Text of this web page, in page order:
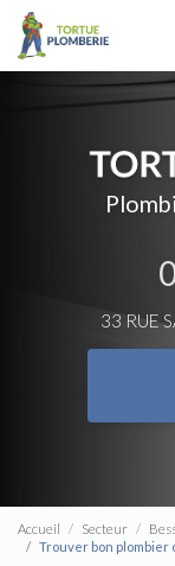
Aller
contenu
33 RUE
Accueil Secteur
Trouver bon